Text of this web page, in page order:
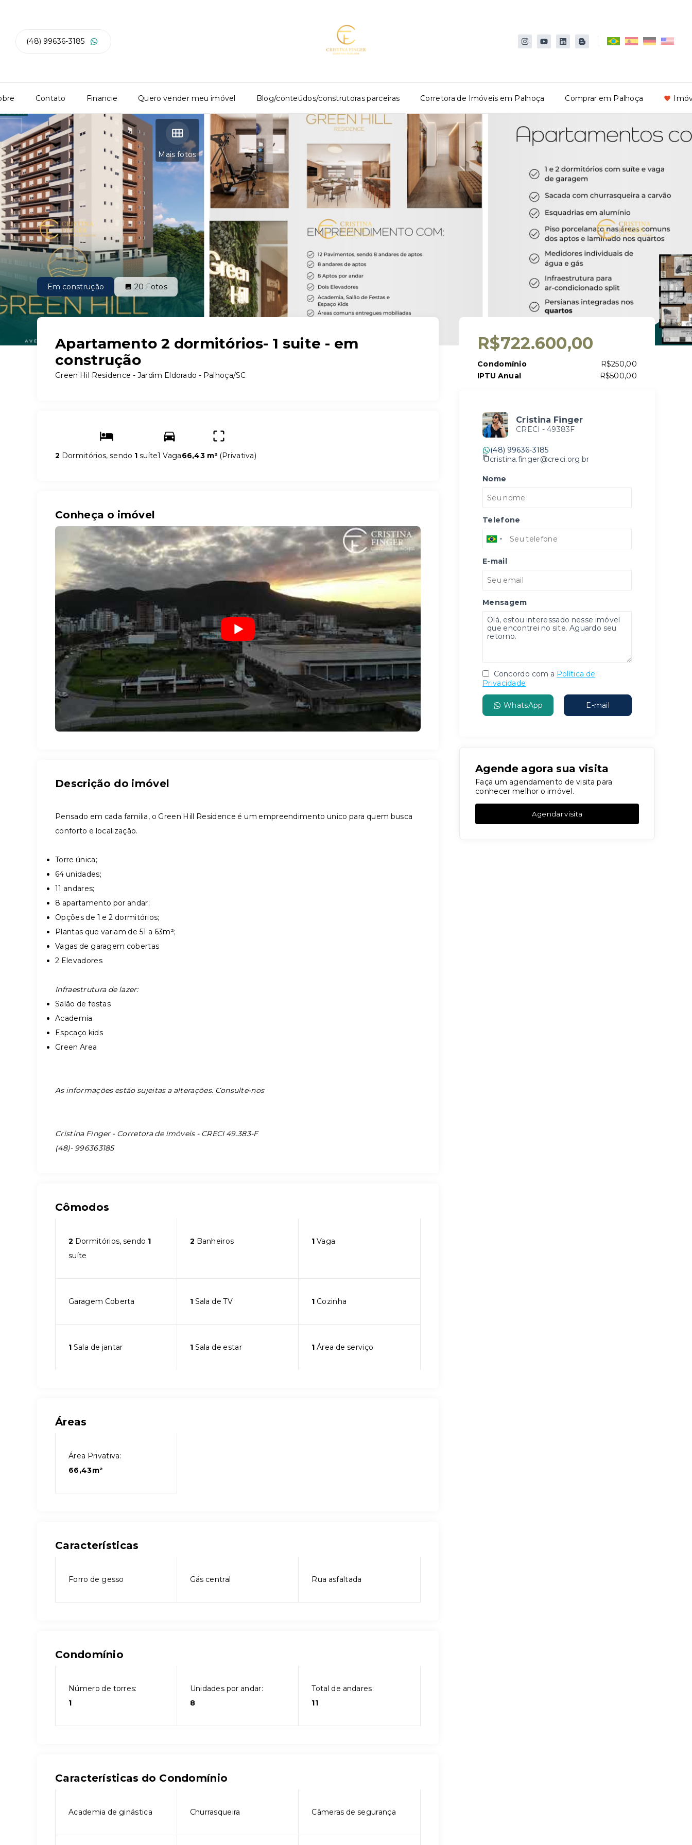
(48) 99636-3185
Contato Financie Quero vender meu imóvel Blog/conteúdos/construtoras parceiras Corretora de Imóveis em Palhoça Comprar em Palhoça
Mais fotos
Em construção 20 Fotos
Apartamento 2 dormitórios- 1 suite - em
construção
Green Hil Residence - Jardim Eldorado - Palhoça/SC
2 Dormitórios, sendo 1 suíte1 Vaga66,43 m² (Privativa)
Conheça o imóvel
Descrição do imóvel
Pensado em cada familia, o Green Hill Residence é um empreendimento unico para quem busca
conforto e localização.
Torre única;
64 unidades;
11 andares;
8 apartamento por andar;
Opções de 1 e 2 dormitórios;
Plantas que variam de 51 a 63m²;
Vagas de garagem cobertas
2 Elevadores
Infraestrutura de lazer:
Salão de festas
Academia
Espcaço kids
Green Area
As informações estão sujeitas a alterações. Consulte-nos
Cristina Finger - Corretora de imóveis - CRECI 49.383-F
(48)- 996363185
Cômodos
2 Dormitórios, sendo 1
suíte
2 Banheiros 1 Vaga
Garagem Coberta 1Sala de TV 1 Cozinha
1 Sala de jantar 1Sala de estar 1 Área de serviço
Áreas
Área Privativa:
66,43m²
Características
Forro de gesso Gás central Rua asfaltada
Condomínio
Número de torres:
1
Unidades por andar:
8
Total de andares:
11
Características do Condomínio
Academia de ginástica Churrasqueira Câmeras de segurança
R$722.600,00
Condomínio
R$250,00
IPTU Anual
R$500,00
Cristina Finger
CRECI - 49383F
(48) 99636-3185
cristina.finger@creci.org.br
Nome
Telefone
E-mail
Mensagem
Concordo com a Política de
Privacidade
WhatsApp E-mail
Agende agora sua visita
Faça um agendamento de visita para
conhecer melhor o imóvel.
Agendar visita